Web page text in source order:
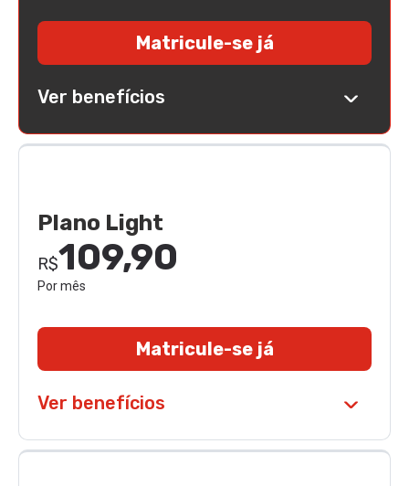
Matricule-se já
Ver benefícios
Plano Light
R$109,90
Por mês
Matricule-se já
Ver benefícios